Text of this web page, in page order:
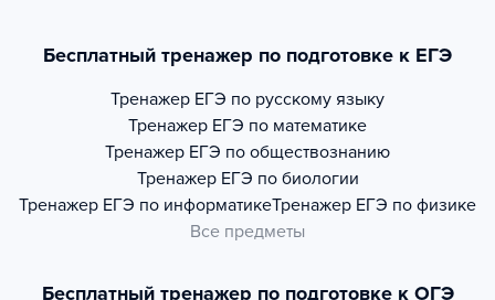
Бесплатный тренажер по подготовке к ЕГЭ
Тренажер ЕГЭ по русскому языку
Тренажер ЕГЭ по математике
Тренажер ЕГЭ по обществознанию
Тренажер ЕГЭ по биологии
Тренажер ЕГЭ по информатикеТренажер ЕГЭ по физике
Все предметы
Бесплатный тренажер по подготовке к ОГЭ